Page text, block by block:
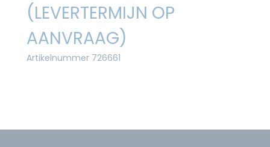
(LEVERTERMIJN OP
AANVRAAG)
Artikelnummer 726661